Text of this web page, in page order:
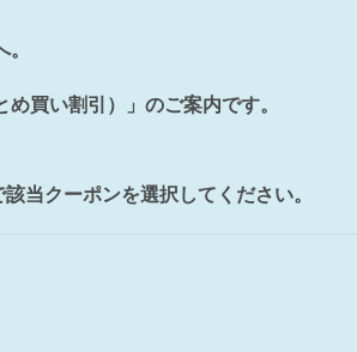
買い割引）」のご案内です。
当クーポンを選択してください。